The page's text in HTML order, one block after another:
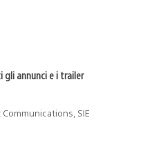
annunci e i trailer
SIE